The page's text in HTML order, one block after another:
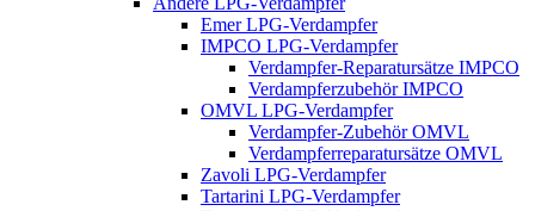
Emer LPG-Verdampfer
IMPCO LPG-Verdampfer
Verdampfer-Reparatursätze IMPCO
Verdampferzubehör IMPCO
OMVL LPG-Verdampfer
Verdampfer-Zubehör OMVL
Verdampferreparatursätze OMVL
Zavoli LPG-Verdampfer
Tartarini LPG-Verdampfer